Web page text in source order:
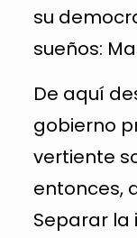
su
sueños:
De aquí
gobierno
vertiente
entonces,
Separar la